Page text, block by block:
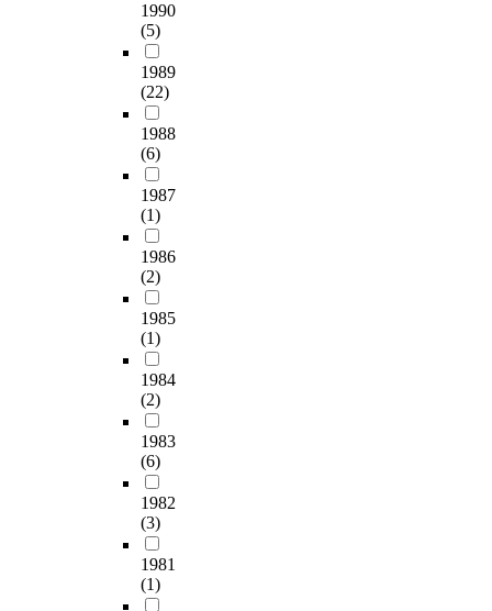
1990
(5)
1989
(22)
1988
(6)
1987
(1)
1986
(2)
1985
(1)
1984
(2)
1983
(6)
1982
(3)
1981
(1)